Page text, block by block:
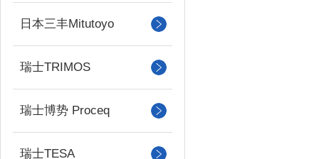
日本三丰Mitutoyo
瑞士TRIMOS
瑞士博势 Proceq
瑞士TESA